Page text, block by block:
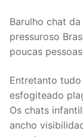
Barulho chat
pressuroso
poucas
Entretanto
esfogiteado
Os chats
ancho